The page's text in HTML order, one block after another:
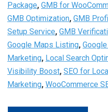
Business
(GMB)
–
แพ็ก
เกจ
Standard
(ชำระ
Package, GMB for
GMB Optimization, GMB
Setup Service, GMB
Google Maps Listing,
Marketing, Local Search
Visibility Boost, SEO for
Marketing, WooCommerce